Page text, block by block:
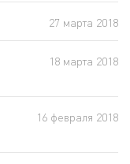
27 мартa 2018
18 мартa 2018
16 февраля 2018